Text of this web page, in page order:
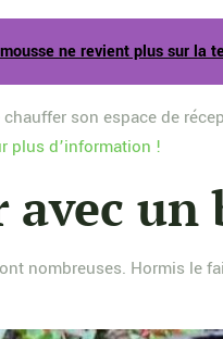
ne revient plus sur la
son espace de
plus d’information !
un
nombreuses. Hormis le